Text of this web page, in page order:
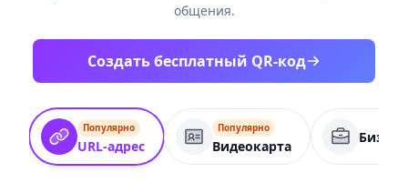
общения.
Создать бесплатный QR-код
Популярно
URL-адрес
Популярно
Видеокарта